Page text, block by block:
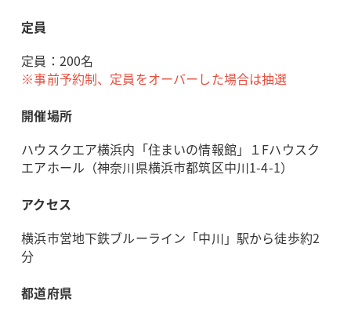
定員
定員：200名
※事前予約制、定員をオーバーした場合は抽選
開催場所
ハウスクエア横浜内「住まいの情報館」１Fハウスク
エアホール（神奈川県横浜市都筑区中川1-4-1）
アクセス
横浜市営地下鉄ブルーライン「中川」駅から徒歩約2
分
都道府県